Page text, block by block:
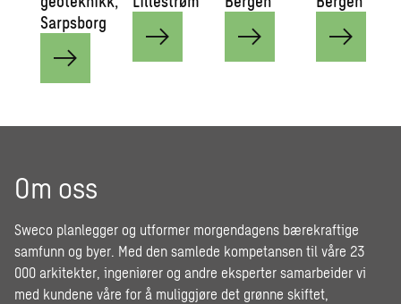
Sarpsborg
Om oss
Sweco planlegger og utformer morgendagens bærekraftige
samfunn og byer. Med den samlede kompetansen til våre 23
000 arkitekter, ingeniører og andre eksperter samarbeider vi
med kundene våre for å muliggjøre det grønne skiftet,